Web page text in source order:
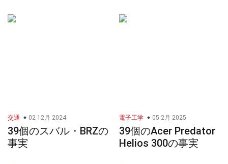
交通 02 12月 2024
39個のスバル・BRZの
事実
電子工学 05 2月 2025
39個のAcer Predator
Helios 300の事実